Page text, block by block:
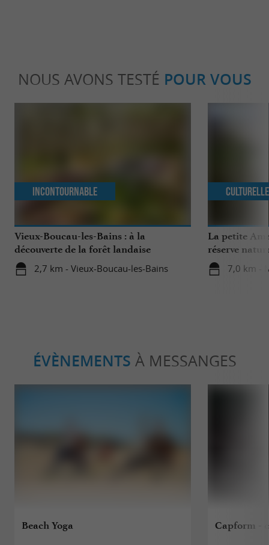
NOUS AVONS TESTÉ POUR VOUS
Vieux-Boucau-les-Bains : à la
découverte de la forêt landaise
2,7 km - Vieux-Boucau-les-Bains
Incontournable
La petite
réserve
7,0 km -
Culturelle
ÉVÈNEMENTS À MESSANGES
Beach Yoga Capform -